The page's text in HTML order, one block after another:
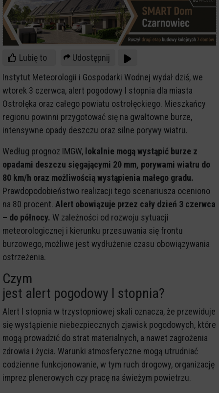
Lubię to
Udostępnij
Instytut Meteorologii i Gospodarki Wodnej wydał dziś, we
wtorek 3 czerwca, alert pogodowy I stopnia dla miasta
Ostrołęka oraz całego powiatu ostrołęckiego. Mieszkańcy
regionu powinni przygotować się na gwałtowne burze,
intensywne opady deszczu oraz silne porywy wiatru.
Według prognoz IMGW, lokalnie mogą wystąpić burze z
opadami deszczu sięgającymi 20 mm, porywami wiatru do
80 km/h oraz możliwością wystąpienia małego gradu.
Prawdopodobieństwo realizacji tego scenariusza oceniono
na 80 procent. Alert obowiązuje przez cały dzień 3 czerwca
– do północy. W zależności od rozwoju sytuacji
meteorologicznej i kierunku przesuwania się frontu
burzowego, możliwe jest wydłużenie czasu obowiązywania
ostrzeżenia.
Czym
jest alert pogodowy I stopnia?
Alert I stopnia w trzystopniowej skali oznacza, że przewiduje
się wystąpienie niebezpiecznych zjawisk pogodowych, które
mogą prowadzić do strat materialnych, a nawet zagrożenia
zdrowia i życia. Warunki atmosferyczne mogą utrudniać
codzienne funkcjonowanie, w tym ruch drogowy, organizację
imprez plenerowych czy pracę na świeżym powietrzu.